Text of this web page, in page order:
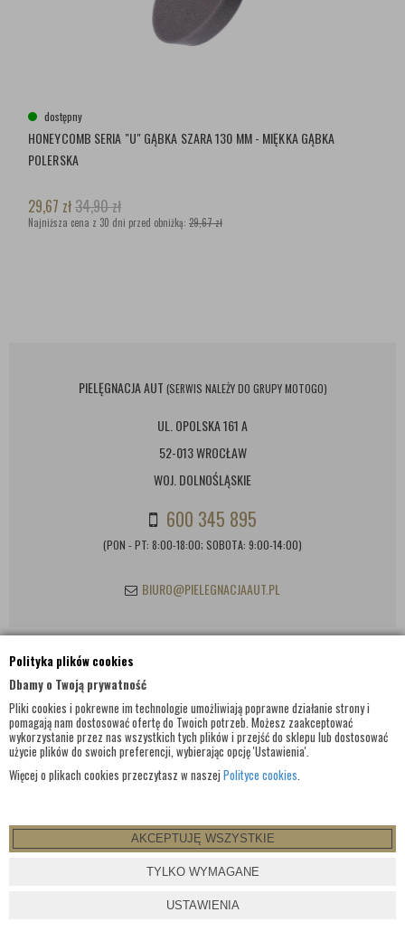
Polityka plików cookies
Dbamy o Twoją prywatność
Pliki cookies i pokrewne im technologie umożliwiają poprawne działanie strony i
pomagają nam dostosować ofertę do Twoich potrzeb. Możesz zaakceptować
wykorzystanie przez nas wszystkich tych plików i przejść do sklepu lub dostosować
użycie plików do swoich preferencji, wybierając opcję 'Ustawienia'.
Więcej o plikach cookies przeczytasz w naszej Polityce cookies.
AKCEPTUJĘ WSZYSTKIE
TYLKO WYMAGANE
USTAWIENIA
dostępny
HONEYCOMB SERIA "U" GĄBKA SZARA 130 MM - MIĘKKA GĄBKA
POLERSKA
29,67 zł34,90zł
Najniższa cena z 30 dni przed obniżką: 29,67 zł
PIELĘGNACJA AUT (SERWIS NALEŻY DO GRUPY MOTOGO)
UL. OPOLSKA 161 A
52-013 WROCŁAW
WOJ. DOLNOŚLĄSKIE
600 345 895
(PON - PT: 8:00-18:00; SOBOTA: 9:00-14:00)
BIURO@PIELEGNACJAAUT.PL
INFORMACJE KONTAKTOWE
© WSZELKIE PRAWA ZASTRZEŻONE 2017 |PIELEGNACJAAUT.PL